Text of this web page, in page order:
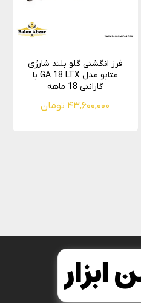
فرز انگشتی گلو بلند شارژی
متابو مدل GA 18 LTX با
گارانتی 18 ماهه
۴۳,۶۰۰,۰۰۰ تومان